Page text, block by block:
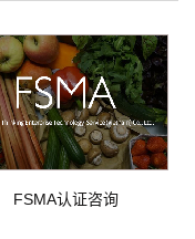
FSMA认证咨询